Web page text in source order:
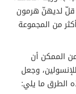
قلّ لديهنّ هرمون
من المجموعة
الممكن أن
وجعل
الطرق ما يلي: